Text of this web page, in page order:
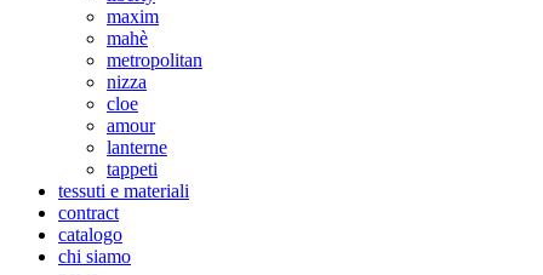
maxim
mahè
metropolitan
nizza
cloe
amour
lanterne
tappeti
tessuti e materiali
contract
catalogo
chi siamo